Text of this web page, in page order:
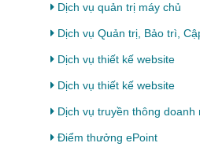
Dịch vụ quản trị máy chủ
Dịch vụ Quản trị, Bảo trì,
Dịch vụ thiết kế website
Dịch vụ thiết kế website
Dịch vụ truyền thông doanh
Điểm thưởng ePoint